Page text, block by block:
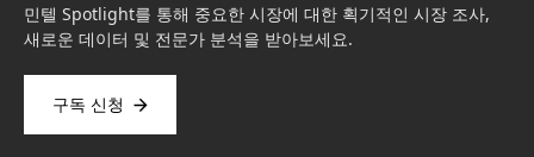
민텔 Spotlight를 통해 중요한 시장에 대한 획기적인 시장 조사,
새로운 데이터 및 전문가 분석을 받아보세요.
구독 신청